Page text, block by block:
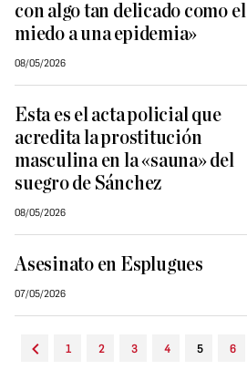
con algo tan delicado como el
miedo a una epidemia»
08/05/2026
Esta es el acta policial que
acredita la prostitución
masculina en la «sauna» del
suegro de Sánchez
08/05/2026
Asesinato en Esplugues
07/05/2026
1 2 3 4 5 6